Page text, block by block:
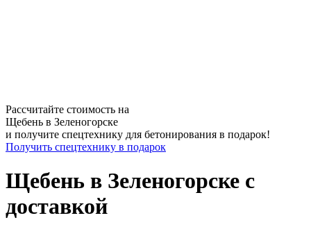
Рассчитайте стоимость на
Щебень в Зеленогорске
и получите спецтехнику для бетонирования в подарок!
Получить спецтехнику в подарок
Щебень в Зеленогорске с
доставкой